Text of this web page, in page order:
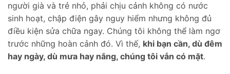
người già và trẻ nhỏ, phải chịu cảnh không có nước
sinh hoạt, chập điện gây nguy hiểm nhưng không đủ
điều kiện sửa chữa ngay. Chúng tôi không thể làm ngơ
trước những hoàn cảnh đó. Vì thế, khi bạn cần, dù đêm
hay ngày, dù mưa hay nắng, chúng tôi vẫn có mặt.